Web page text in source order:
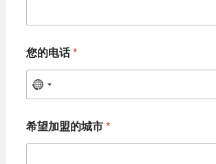
您的电话*
N
c
望
加
希望加盟的城市 *